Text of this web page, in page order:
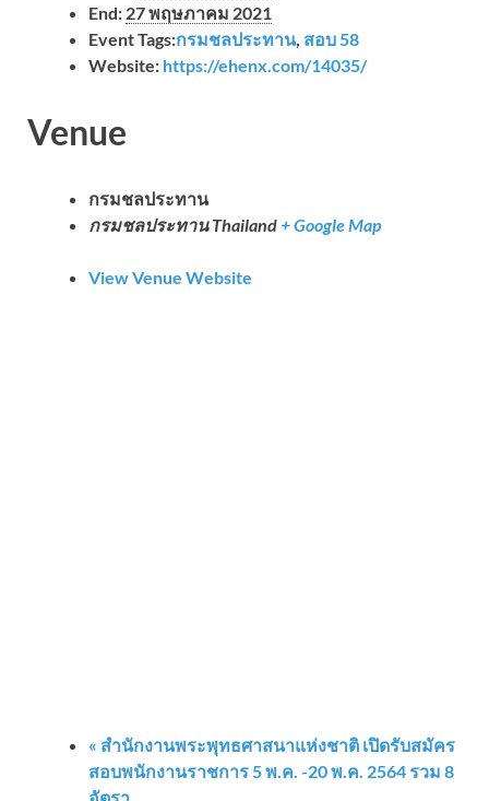
End: 27 พฤษภาคม 2021
Event Tags:กรมชลประทาน, สอบ 58
Website: https://ehenx.com/14035/
Venue
กรมชลประทาน
กรมชลประทานThailand + Google Map
View Venue Website
« สำนักงานพระพุทธศาสนาแห่งชาติ เปิดรับสมัคร
สอบพนักงานราชการ 5 พ.ค. -20 พ.ค. 2564 รวม 8